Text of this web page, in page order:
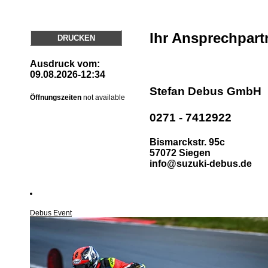
DRUCKEN
Ausdruck vom:
09.08.2026-12:34
Öffnungszeiten not available
Ihr
Stefan Debus GmbH
0271 - 7412922
Bismarckstr. 95c
57072 Siegen
info@suzuki-debus.de
Debus Event